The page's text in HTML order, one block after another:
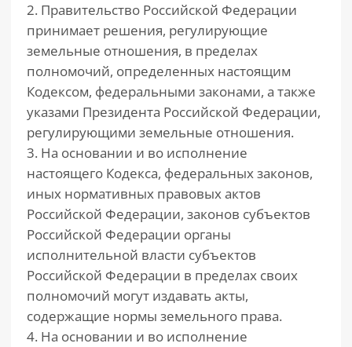
2. Правительство Российской Федерации
принимает решения, регулирующие
земельные отношения, в пределах
полномочий, определенных настоящим
Кодексом, федеральными законами, а также
указами Президента Российской Федерации,
регулирующими земельные отношения.
3. На основании и во исполнение
настоящего Кодекса, федеральных законов,
иных нормативных правовых актов
Российской Федерации, законов субъектов
Российской Федерации органы
исполнительной власти субъектов
Российской Федерации в пределах своих
полномочий могут издавать акты,
содержащие нормы земельного права.
4. На основании и во исполнение